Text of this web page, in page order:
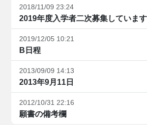
2018/11/09 23:24
2019年度入学者二次募集していま
2019/12/05 10:21
B日程
2013/09/09 14:13
2013年9月11日
2012/10/31 22:16
願書の備考欄